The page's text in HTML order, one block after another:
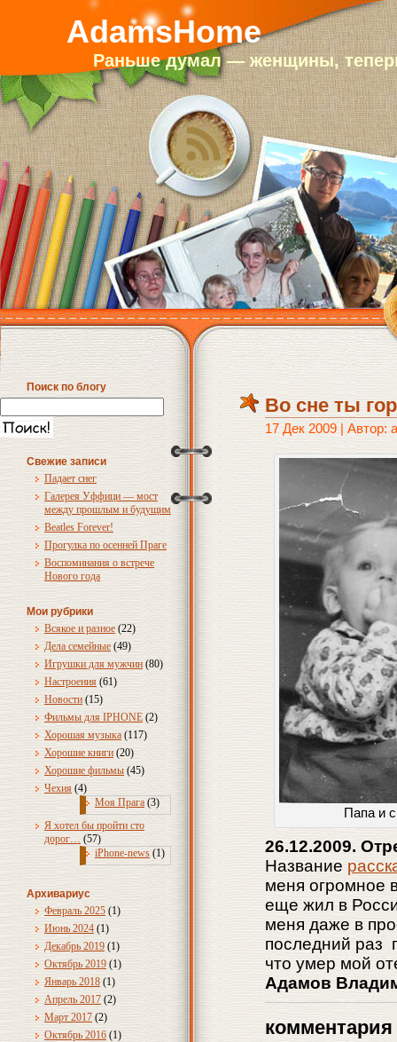
AdamsHome
Раньше думал — женщины,
Поиск по блогу
Свежие записи
Падает снег
Галерея Уффици — мост
между прошлым и будущим
Beatles Forever!
Прогулка по осенней Праге
Воспоминания о встрече
Нового года
Мои рубрики
Всякое и разное (22)
Дела семейные (49)
Игрушки для мужчин (80)
Настроения (61)
Новости (15)
Фильмы для IPHONE (2)
Хорошая музыка (117)
Хорошие книги (20)
Хорошие фильмы (45)
Чехия (4)
Моя Прага (3)
Я хотел бы пройти сто
дорог… (57)
iPhone-news (1)
Архивариус
Февраль 2025 (1)
Июнь 2024 (1)
Декабрь 2019 (1)
Октябрь 2019 (1)
Январь 2018 (1)
Апрель 2017 (2)
Март 2017 (2)
Октябрь 2016 (1)
Во сне ты
17 Дек 2009 | Автор:
Папа и
26.12.2009.
Название
меня огромное
еще жил в
меня даже в
последний раз
что умер мой
Адамов